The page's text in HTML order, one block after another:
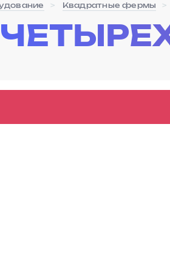
Квадратные фермы